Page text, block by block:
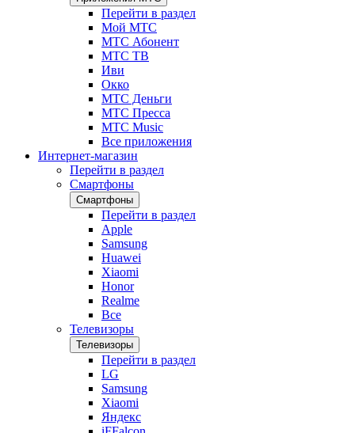
Перейти в раздел
Мой МТС
МТС Абонент
МТС ТВ
Иви
Окко
МТС Деньги
МТС Пресса
МТС Music
Все приложения
Интернет-магазин
Перейти в раздел
Смартфоны
Смартфоны
Перейти в раздел
Apple
Samsung
Huawei
Xiaomi
Honor
Realme
Все
Телевизоры
Телевизоры
Перейти в раздел
LG
Samsung
Xiaomi
Яндекс